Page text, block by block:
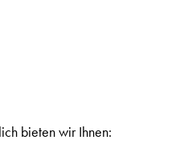
bieten wir Ihnen: